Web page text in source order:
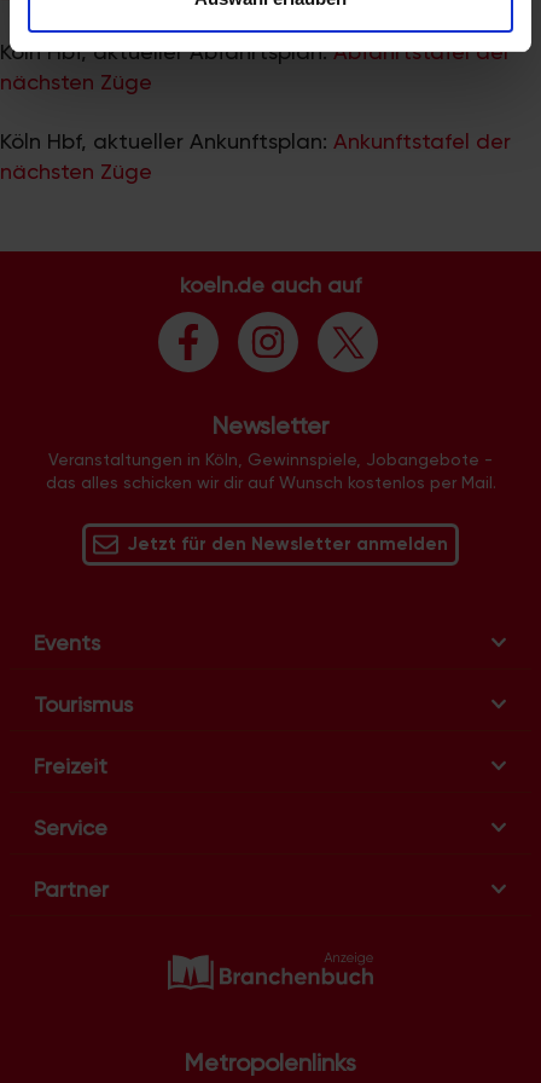
analysieren. Außerdem geben wir Informationen zu Ihrer
Verwendung unserer Website an unsere Partner für
soziale Medien, Werbung und Analysen weiter. Unsere
weiteren Daten zusammen, die Sie ihnen bereitgestellt
haben oder die sie im Rahmen Ihrer Nutzung der Dienste
Köln Hbf, aktueller Abfahrtsplan:Abfahrtstafel der
nächsten Züge
Köln Hbf, aktueller Ankunftsplan: Ankunftstafel der
nächsten Züge
koeln.de auch auf
Newsletter
Veranstaltungen in Köln, Gewinnspiele, Jobangebote -
das alles schicken wir dir auf Wunsch kostenlos per Mail.
Jetzt für den Newsletter anmelden
Events
Tourismus
Freizeit
Service
Partner
Metropolenlinks